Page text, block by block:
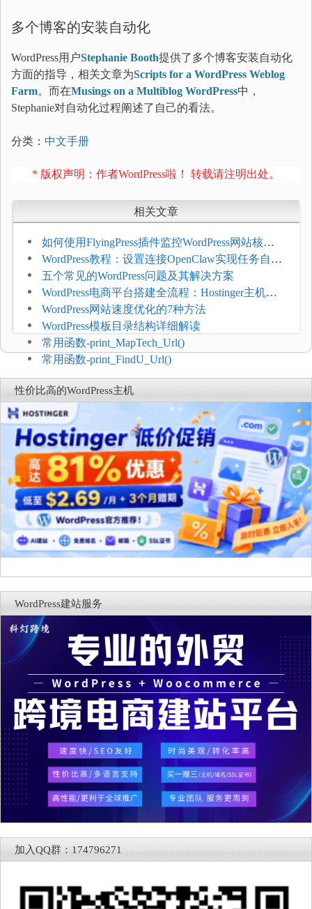
多个博客的安装自动化
WordPress用户Stephanie Booth提供了多个博客安装自动化
方面的指导，相关文章为Scripts for a WordPress Weblog
Farm。而在Musings on a Multiblog WordPress中，
Stephanie对自动化过程阐述了自己的看法。
分类： 中文手册
* 版权声明：作者WordPress啦！ 转载请注明出处。
相关文章
如何使用FlyingPress插件监控WordPress网站核心
网页指标（CWV）
WordPress教程：设置连接OpenClaw实现任务自动
化
五个常见的WordPress问题及其解决方案
WordPress电商平台搭建全流程：Hostinger主机一
键部署
WordPress网站速度优化的7种方法
WordPress模板目录结构详细解读
常用函数-print_MapTech_Url()
常用函数-print_FindU_Url()
性价比高的WordPress主机
WordPress建站服务
加入QQ群：174796271